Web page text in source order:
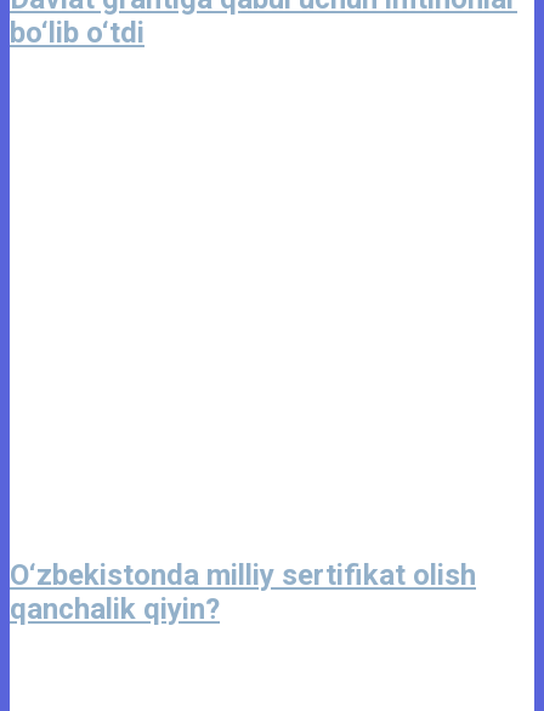
bo‘lib o‘tdi
O‘zbekistonda milliy sertifikat olish
qanchalik qiyin?